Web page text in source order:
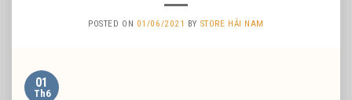
POSTED ON 01/06/2021 BY STORE HẢI NAM
01
Th6